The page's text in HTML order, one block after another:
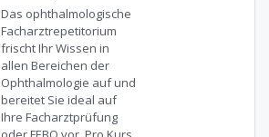
Das ophthalmologische
Facharztrepetitorium
frischt Ihr Wissen in
allen Bereichen der
Ophthalmologie auf und
bereitet Sie ideal auf
Ihre Facharztprüfung